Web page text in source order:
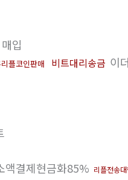
입
플코인판매 비트대리송금 이
액결제현금화85% 리플전송대